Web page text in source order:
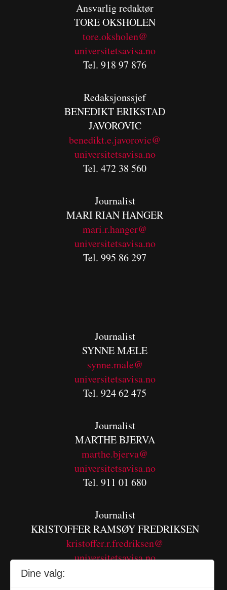
Ansvarlig redaktør
TORE OKSHOLEN
tore.oksholen@
universitetsavisa.no
Tel. 918 97 876
Redaksjonssjef
BENEDIKTERIKSTAD
JAVOROVIC
benedikt.e.javorovic@
universitetsavisa.no
Tel. 472 38 560
Journalist
MARI RIAN HANGER
mari.r.hanger@
universitetsavisa.no
Tel. 995 86 297
Journalist
SYNNE MÆLE
synne.male@
universitetsavisa.no
Tel. 924 62 475
Journalist
MARTHE BJERVA
marthe.bjerva@
universitetsavisa.no
Tel. 911 01 680
Journalist
KRISTOFFER RAMSØY FREDRIKSEN
kristoffer.r.fredriksen@
universitetsavisa.no
Dine valg: